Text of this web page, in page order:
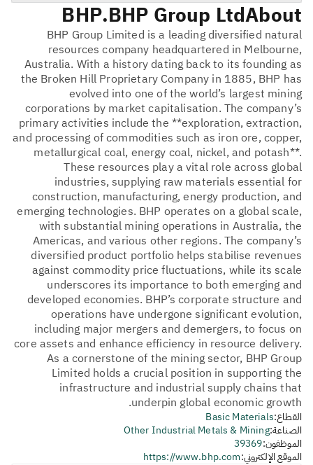
About
BHP Group Ltd.
BHP
BHP Group Limited is a leading diversified natural
resources company headquartered in Melbourne,
Australia. With a history dating back to its founding as
the Broken Hill Proprietary Company in 1885, BHP has
evolved into one of the world’s largest mining
corporations by market capitalisation. The company’s
primary activities include the **exploration, extraction,
and processing of commodities such as iron ore, copper,
metallurgical coal, energy coal, nickel, and potash**.
These resources play a vital role across global
industries, supplying raw materials essential for
construction, manufacturing, energy production, and
emerging technologies. BHP operates on a global scale,
with substantial mining operations in Australia, the
Americas, and various other regions. The company’s
diversified product portfolio helps stabilise revenues
against commodity price fluctuations, while its scale
underscores its importance to both emerging and
developed economies. BHP’s corporate structure and
operations have undergone significant evolution,
including major mergers and demergers, to focus on
core assets and enhance efficiency in resource delivery.
As a cornerstone of the mining sector, BHP Group
Limited holds a crucial position in supporting the
infrastructure and industrial supply chains that
underpin global economic growth.
القطاع:Basic Materials
الصناعة:Other Industrial Metals & Mining
الموظفون:39369
الموقع الإلكتروني:https://www.bhp.com